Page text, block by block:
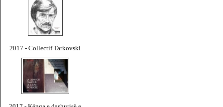
2017 - Collectif Tarkovski